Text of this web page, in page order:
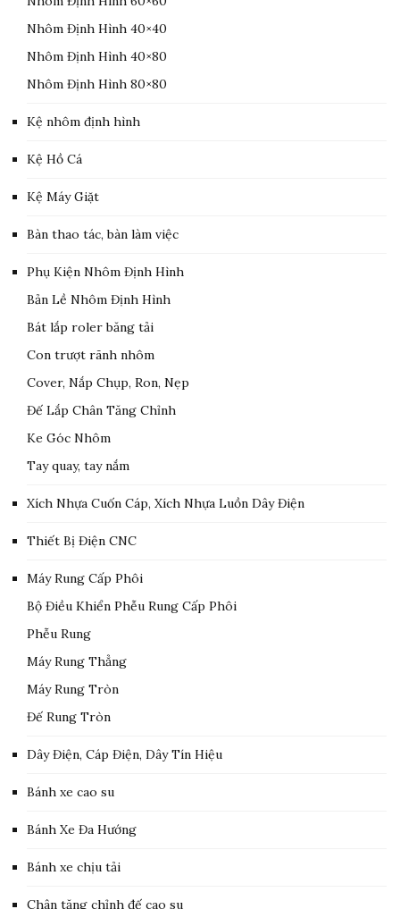
Nhôm Định Hình 40×40
Nhôm Định Hình 40×80
Nhôm Định Hình 80×80
Kệ nhôm định hình
Kệ Hồ Cá
Kệ Máy Giặt
Bàn thao tác, bàn làm việc
Phụ Kiện Nhôm Định Hình
Bản Lề Nhôm Định Hình
Bát lắp roler băng tải
Con trượt rãnh nhôm
Cover, Nắp Chụp, Ron, Nẹp
Đế Lắp Chân Tăng Chỉnh
Ke Góc Nhôm
Tay quay, tay nắm
Xích Nhựa Cuốn Cáp, Xích Nhựa Luồn Dây Điện
Thiết Bị Điện CNC
Máy Rung Cấp Phôi
Bộ Điều Khiển Phễu Rung Cấp Phôi
Phễu Rung
Máy Rung Thẳng
Máy Rung Tròn
Đế Rung Tròn
Dây Điện, Cáp Điện, Dây Tín Hiệu
Bánh xe cao su
Bánh Xe Đa Hướng
Bánh xe chịu tải
Chân tăng chỉnh đế cao su